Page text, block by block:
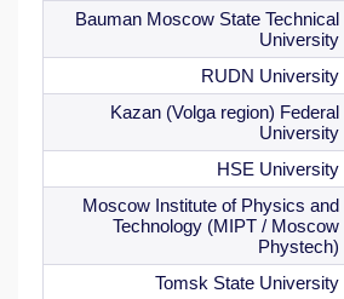
Bauman Moscow State Technical
University
RUDN University
Kazan (Volga region) Federal
University
HSE University
Moscow Institute of Physics and
Technology (MIPT / Moscow
Phystech)
Tomsk State University